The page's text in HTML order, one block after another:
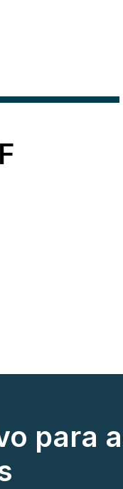
para